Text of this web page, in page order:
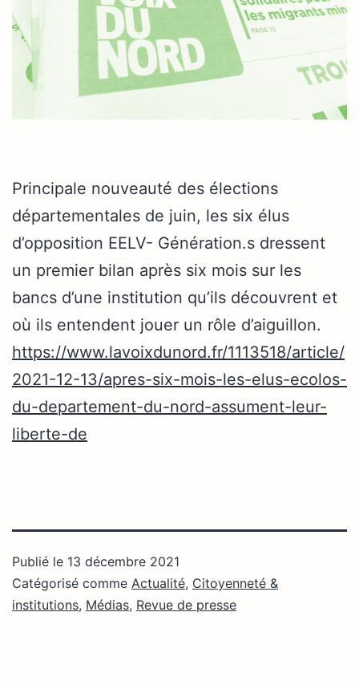
Principale nouveauté des élections
départementales de juin, les six élus
d’opposition EELV- Génération.s dressent
un premier bilan après six mois sur les
bancs d’une institution qu’ils découvrent et
où ils entendent jouer un rôle d’aiguillon.
https://www.lavoixdunord.fr/1113518/article/
2021-12-13/apres-six-mois-les-elus-ecolos-
du-departement-du-nord-assument-leur-
liberte-de
Publié le 13 décembre 2021
Catégorisé comme Actualité, Citoyenneté &
institutions, Médias, Revue de presse